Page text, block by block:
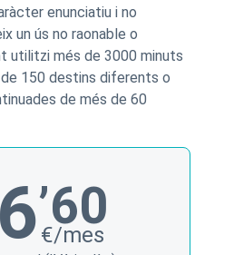
enunciatiu i no
un ús no raonable o
utilitzi més de 3000 minuts
150 destins diferents o
de més de 60
’60
€/mes